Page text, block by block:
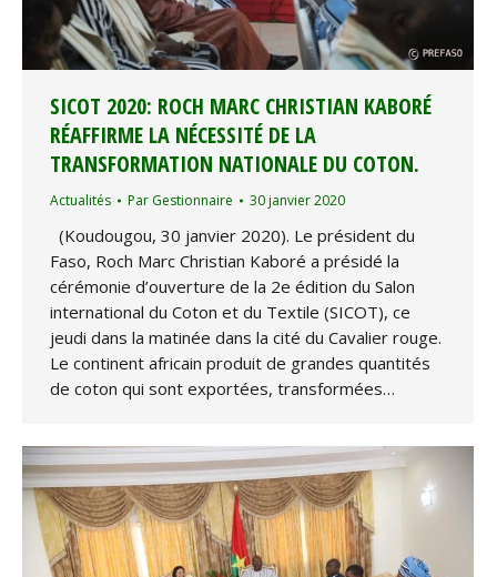
SICOT 2020: ROCH MARC CHRISTIAN KABORÉ
RÉAFFIRME LA NÉCESSITÉ DE LA
TRANSFORMATION NATIONALE DU COTON.
Actualités Par Gestionnaire 30 janvier 2020
(Koudougou, 30 janvier 2020). Le président du
Faso, Roch Marc Christian Kaboré a présidé la
cérémonie d’ouverture de la 2e édition du Salon
international du Coton et du Textile (SICOT), ce
jeudi dans la matinée dans la cité du Cavalier rouge.
Le continent africain produit de grandes quantités
de coton qui sont exportées, transformées…